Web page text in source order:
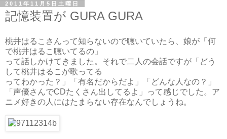
2011年11月5日土曜日
記憶装置が GURA GURA
桃井はるこさんって知らないので聴いていたら、娘が「何
で桃井はるこ聴いてるの」
って話しかけてきました。それで二人の会話ですが「どう
して桃井はるこが歌ってる
ってわかった？」「有名だからだよ」「どんな人なの？」
「声優さんでCDたくさん出してるよ」って感じでした。ア
ニメ好きの人にはたまらない存在なんでしょうね。